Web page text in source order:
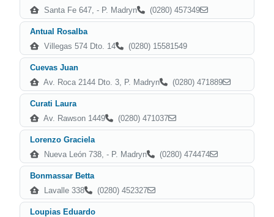
Santa Fe 647, - P. Madryn
(0280) 457349
Antual Rosalba
Villegas 574 Dto. 14
(0280) 15581549
Cuevas Juan
Av. Roca 2144 Dto. 3, P. Madryn
(0280) 471889
Curati Laura
Av. Rawson 1449
(0280) 471037
Lorenzo Graciela
Nueva León 738, - P. Madryn
(0280) 474474
Bonmassar Betta
Lavalle 338
(0280) 452327
Loupias Eduardo